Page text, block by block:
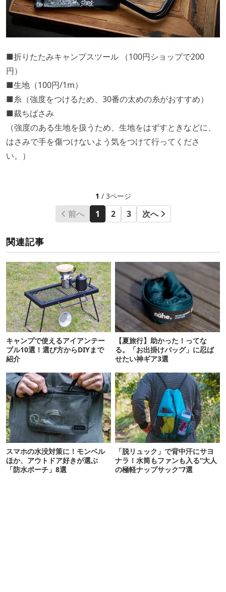
■折りたたみキャンプスツール （100円ショップで200
円）
■生地（100円/1m）
■糸（強度をつけるため、30番の太めの糸がおすすめ）
■裁ちばさみ
（強度のある生地を扱うため、生地をはずすときなどに、
はさみで手を傷つけないよう気をつけて行ってくださ
い。）
1 / 3ページ
前へ 1 2 3 次へ
関連記事
キャンプで使えるアイアンテー
ブル10選！選び方からDIYまで
紹介
【夏旅行】助かった！ってな
る。「お出掛けバッグ」に忍ば
せたい神ギア3選
スマホの水没対策に！モンベル
ほか、アウトドア好きが選ぶ
「防水ポーチ」8選
「脱リュック」で背中汗にサヨ
ナラ！水筒もファンも入る“大人
の極軽ナップサック”7選